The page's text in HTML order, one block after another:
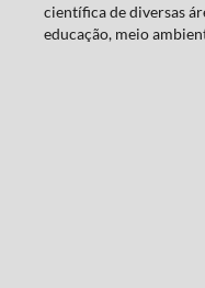
científica de diversas
educação, meio